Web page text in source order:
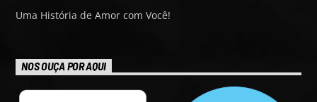
Uma História de Amor com Você!
NOS OUÇA POR AQUI